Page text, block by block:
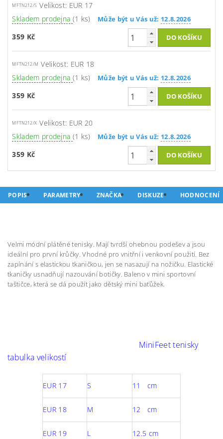
MFTN212/S Velikost: EUR 17
Skladem prodejna (1 ks) Může být u Vás už: 12.8.2026
359 Kč
MFTN212/M Velikost: EUR 18
Skladem prodejna (1 ks) Může být u Vás už: 12.8.2026
359 Kč
MFTN212/X Velikost: EUR 20
Skladem prodejna (1 ks) Může být u Vás už: 12.8.2026
359 Kč
POPIS PARAMETRY ZNAČKA DISKUZE HODNOCENÍ
Velmi módní plátěné tenisky. Mají tvrdší ohebnou podešev a jsou
ideální pro první krůčky. Vhodné pro vnitřní i venkovní použití. Bez
zapínání s elastickou tkaničkou, jen se nasazují na nožičku. Elastické
tkaničky usnadňují nazouvání botičky. Baleno v mini sportovní
taštičce, která se dá použít jako dětský mini baťůžek.
MiniFeet tenisky
tabulka velikostí
EUR 17 S 11 cm
EUR 18 M 12 cm
EUR 19 L 12.5 cm